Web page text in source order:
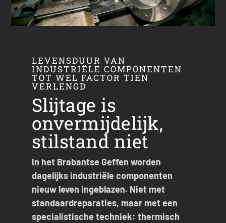
LEVENSDUUR VAN
INDUSTRIËLE COMPONENTEN
TOT WEL FACTOR TIEN
VERLENGD
Slijtage is
onvermijdelijk,
stilstand niet
In het Brabantse Geffen worden
dagelijks industriële componenten
nieuw leven ingeblazen. Niet met
standaardreparaties, maar met een
specialistische techniek: thermisch